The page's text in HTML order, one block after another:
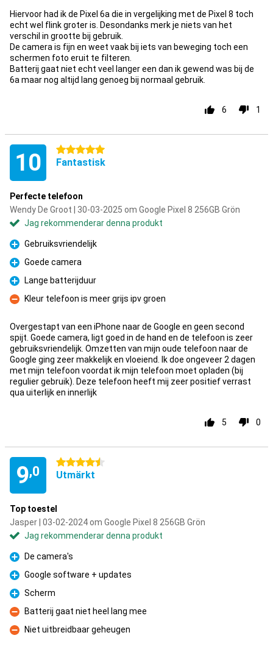
Hiervoor had ik de Pixel 6a die in vergelijking met de Pixel 8 toch
echt wel flink groter is. Desondanks merk je niets van het
verschil in grootte bij gebruik.
De camera is fijn en weet vaak bij iets van beweging toch een
schermen foto eruit te filteren.
Batterij gaat niet echt veel langer een dan ik gewend was bij de
6a maar nog altijd lang genoeg bij normaal gebruik.
6 1
10 5 stjärnor
Fantastisk
Perfecte telefoon
Wendy De Groot | 30-03-2025 om Google Pixel 8 256GB Grön
Jag rekommenderar denna produkt
Fördelar
Gebruiksvriendelijk
Fördelar
Goede camera
Fördelar
Lange batterijduur
Nackdelar
Kleur telefoon is meer grijs ipv groen
Overgestapt van een iPhone naar de Google en geen second
spijt. Goede camera, ligt goed in de hand en de telefoon is zeer
gebruiksvriendelijk. Omzetten van mijn oude telefoon naar de
Google ging zeer makkelijk en vloeiend. Ik doe ongeveer 2 dagen
met mijn telefoon voordat ik mijn telefoon moet opladen (bij
regulier gebruik). Deze telefoon heeft mij zeer positief verrast
qua uiterlijk en innerlijk
5 0
9,0
4.5 stjärnor
Utmärkt
Top toestel
Jasper | 03-02-2024 om Google Pixel 8 256GB Grön
Jag rekommenderar denna produkt
Fördelar
De camera's
Fördelar
Google software + updates
Fördelar
Scherm
Nackdelar
Batterij gaat niet heel lang mee
Nackdelar
Niet uitbreidbaar geheugen